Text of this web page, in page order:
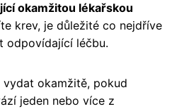
okamžitou lékařskou
krev, je důležité co nejdříve
odpovídající léčbu.
vydat okamžitě, pokud
jeden nebo více z